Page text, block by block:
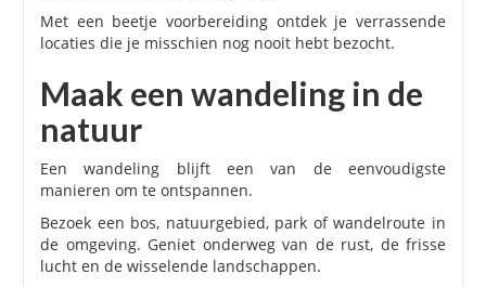
Met een beetje voorbereiding ontdek je verrassende
locaties die je misschien nog nooit hebt bezocht.
Maak een wandeling in de
natuur
Een wandeling blijft een van de eenvoudigste
manieren om te ontspannen.
Bezoek een bos, natuurgebied, park of wandelroute in
de omgeving. Geniet onderweg van de rust, de frisse
lucht en de wisselende landschappen.